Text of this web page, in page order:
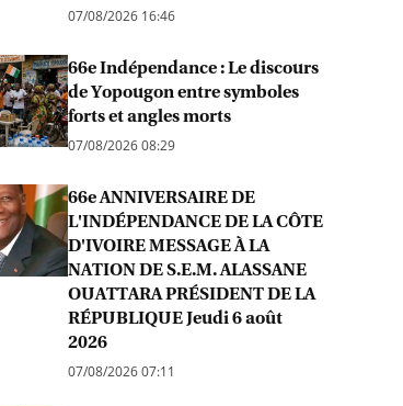
07/08/2026 16:46
66e Indépendance : Le discours
de Yopougon entre symboles
forts et angles morts
07/08/2026 08:29
66e ANNIVERSAIRE DE
L'INDÉPENDANCE DE LA CÔTE
D'IVOIRE MESSAGE À LA
NATION DE S.E.M. ALASSANE
OUATTARA PRÉSIDENT DE LA
RÉPUBLIQUE Jeudi 6 août
2026
07/08/2026 07:11